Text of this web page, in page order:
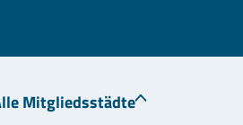
Mitgliedsstädte